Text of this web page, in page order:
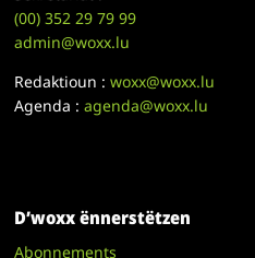
(00)352 29 79 99
admin@woxx.lu
Redaktioun :woxx@woxx.lu
Agenda :agenda@woxx.lu
D’woxx ënnerstëtzen
Abonnements